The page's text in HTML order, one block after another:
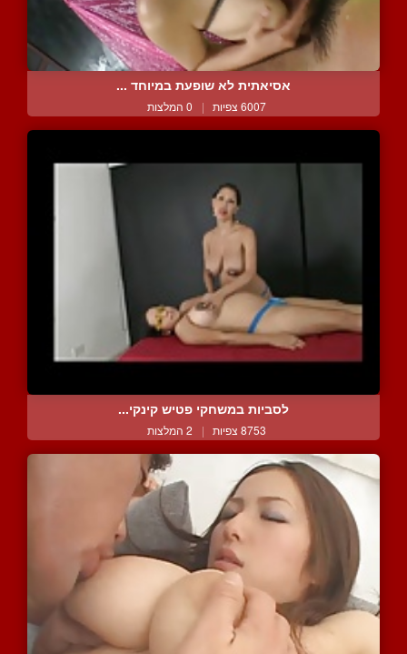
אסיאתית לא שופעת במיוחד ...
6007 צפיות | 0 המלצות
לסביות במשחקי פטיש קינקי...
8753 צפיות | 2 המלצות